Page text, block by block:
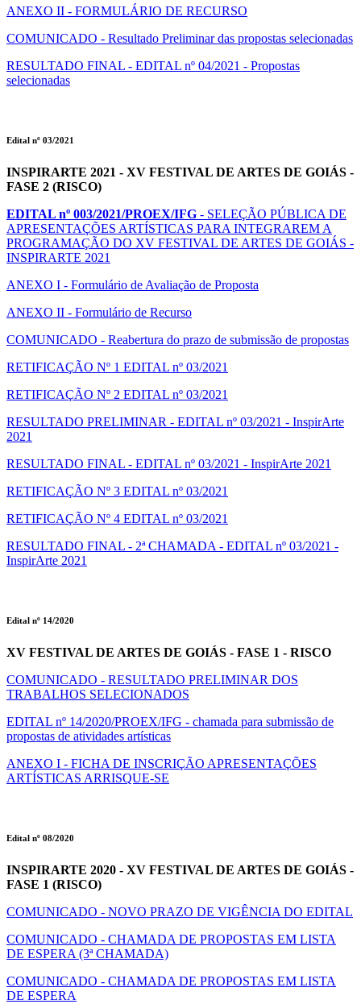
ANEXO II - FORMULÁRIO DE RECURSO
COMUNICADO - Resultado Preliminar das propostas selecionadas
RESULTADO FINAL - EDITAL nº 04/2021 - Propostas
selecionadas
Edital nº 03/2021
INSPIRARTE 2021 - XV FESTIVAL DE ARTES DE GOIÁS -
FASE 2 (RISCO)
EDITAL nº 003/2021/PROEX/IFG - SELEÇÃO PÚBLICA DE
APRESENTAÇÕES ARTÍSTICAS PARA INTEGRAREM A
PROGRAMAÇÃO DO XV FESTIVAL DE ARTES DE GOIÁS -
INSPIRARTE 2021
ANEXO I - Formulário de Avaliação de Proposta
ANEXO II - Formulário de Recurso
COMUNICADO - Reabertura do prazo de submissão de propostas
RETIFICAÇÃO Nº 1 EDITAL nº 03/2021
RETIFICAÇÃO Nº 2 EDITAL nº 03/2021
RESULTADO PRELIMINAR - EDITAL nº 03/2021 - InspirArte
2021
RESULTADO FINAL - EDITAL nº 03/2021 - InspirArte 2021
RETIFICAÇÃO Nº 3 EDITAL nº 03/2021
RETIFICAÇÃO Nº 4 EDITAL nº 03/2021
RESULTADO FINAL - 2ª CHAMADA - EDITAL nº 03/2021 -
InspirArte 2021
Edital nº 14/2020
XV FESTIVAL DE ARTES DE GOIÁS - FASE 1 - RISCO
COMUNICADO - RESULTADO PRELIMINAR DOS
TRABALHOS SELECIONADOS
EDITAL nº 14/2020/PROEX/IFG - chamada para submissão de
propostas de atividades artísticas
ANEXO I - FICHA DE INSCRIÇÃO APRESENTAÇÕES
ARTÍSTICAS ARRISQUE-SE
Edital nº 08/2020
INSPIRARTE 2020 - XV FESTIVAL DE ARTES DE GOIÁS -
FASE 1 (RISCO)
COMUNICADO - NOVO PRAZO DE VIGÊNCIA DO EDITAL
COMUNICADO - CHAMADA DE PROPOSTAS EM LISTA
DE ESPERA (3ª CHAMADA)
COMUNICADO - CHAMADA DE PROPOSTAS EM LISTA
DE ESPERA